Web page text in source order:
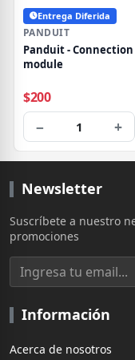
Entrega Diferida
PANDUIT
Panduit - Connection
module
$200
− 1 +
Newsletter
Suscríbete a nuestro
promociones
Información
Acerca de nosotros